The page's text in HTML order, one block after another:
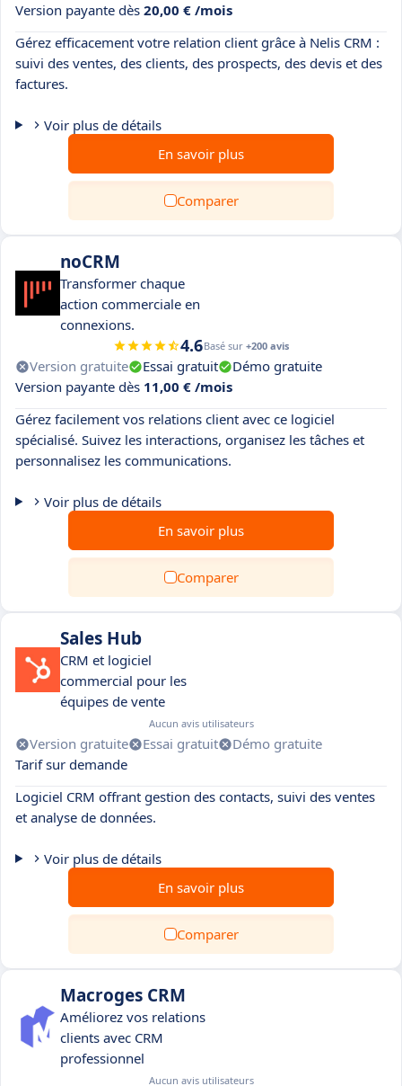
Version payante dès 20,00 € /mois
Gérez efficacement votre relation client grâce à Nelis CRM :
suivi des ventes, des clients, des prospects, des devis et des
factures.
Voir plus de détails
En savoir plus
Comparer
noCRM
Transformer chaque
action commerciale en
connexions.
4.6Basé sur +200 avis
Version gratuite Essai gratuit
Démo gratuite
Version payante dès 11,00 € /mois
Gérez facilement vos relations client avec ce logiciel
spécialisé. Suivez les interactions, organisez les tâches et
personnalisez les communications.
Voir plus de détails
En savoir plus
Comparer
Sales Hub
CRM et logiciel
commercial pour les
équipes de vente
Aucun avis utilisateurs
Version gratuite Essai gratuit
Démo gratuite
Tarif sur demande
Logiciel CRM offrant gestion des contacts, suivi des ventes
et analyse de données.
Voir plus de détails
En savoir plus
Comparer
Macroges CRM
Améliorez vos relations
clients avec CRM
professionnel
Aucun avis utilisateurs